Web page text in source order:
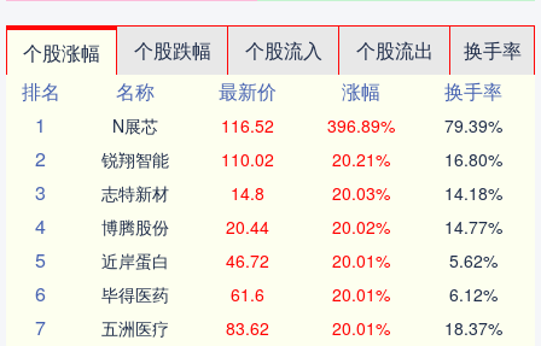
个股涨幅 个股跌幅 个股流入 个股流出
换手率
排名
名称 最新价 涨幅
换手率
1
N展芯 116.52 396.89% 79.39%
2 锐翔智能 110.02 20.21% 16.80%
3 志特新材 14.8 20.03% 14.18%
4 博腾股份 20.44 20.02% 14.77%
5 近岸蛋白 46.72 20.01% 5.62%
6 毕得医药 61.6 20.01% 6.12%
7 五洲医疗 83.62 20.01% 18.37%